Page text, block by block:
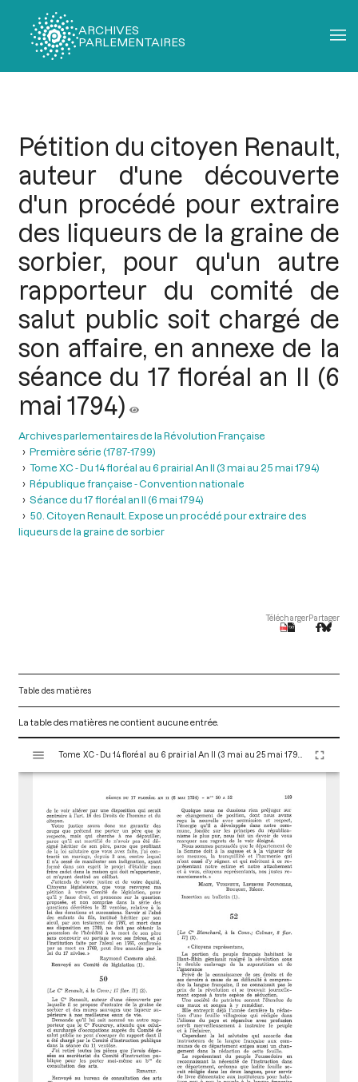
ARCHIVES
PARLEMENTAIRES
Pétition du citoyen Renault,
auteur d'une découverte
d'un procédé pour extraire
des liqueurs de la graine de
sorbier, pour qu'un autre
rapporteur du comité de
salut public soit chargé de
son affaire, en annexe de la
séance du 17 floréal an II (6
mai 1794)
Archives parlementaires de la Révolution Française
Première série (1787-1799)
Tome XC - Du 14 floréal au 6 prairial An II (3 mai au 25 mai 1794)
République française - Convention nationale
Séance du 17 floréal an II (6 mai 1794)
50. Citoyen Renault. Expose un procédé pour extraire des
liqueurs de la graine de sorbier
TéléchargerPartager
Table des matières
La table des matières ne contient aucune entrée.
s